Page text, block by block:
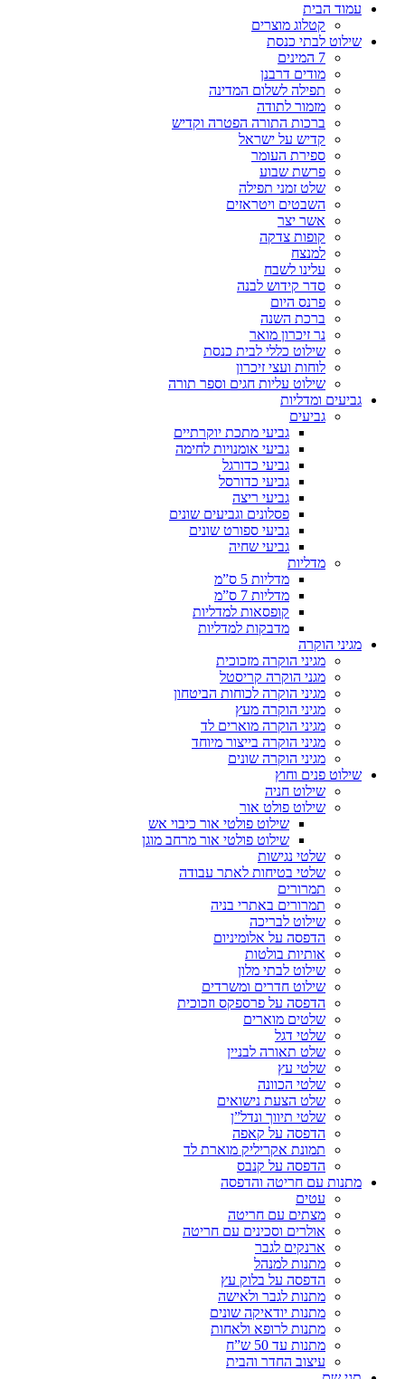
עמוד הבית
קטלוג מוצרים
שילוט לבתי כנסת
7 המינים
מודים דרבנן
תפילה לשלום המדינה
מזמור לתודה
ברכות התורה הפטרה וקדיש
קדיש על ישראל
ספירת העומר
פרשת שבוע
שלט זמני תפילה
השבטים ויטראזים
אשר יצר
קופות צדקה
למנצח
עלינו לשבח
סדר קידוש לבנה
פרנס היום
ברכת השנה
נר זיכרון מואר
שילוט כללי לבית כנסת
לוחות ועצי זיכרון
שילוט עליות חגים וספר תורה
גביעים ומדליות
גביעים
גביעי מתכת יוקרתיים
גביעי אומנויות לחימה
גביעי כדורגל
גביעי כדורסל
גביעי ריצה
פסלונים וגביעים שונים
גביעי ספורט שונים
גביעי שחיה
מדליות
מדליות 5 ס”מ
מדליות 7 ס”מ
קופסאות למדליות
מדבקות למדליות
מגיני הוקרה
מגיני הוקרה מזכוכית
מגני הוקרה קריסטל
מגיני הוקרה לכוחות הביטחון
מגיני הוקרה מעץ
מגיני הוקרה מוארים לד
מגיני הוקרה בייצור מיוחד
מגיני הוקרה שונים
שילוט פנים וחוץ
שילוט חניה
שילוט פולט אור
שילוט פולטי אור כיבוי אש
שילוט פולטי אור מרחב מוגן
שלטי נגישות
שלטי בטיחות לאתר עבודה
תמרורים
תמרורים באתרי בניה
שילוט לבריכה
הדפסה על אלומיניום
אותיות בולטות
שילוט לבתי מלון
שילוט חדרים ומשרדים
הדפסה על פרספקס וזכוכית
שלטים מוארים
שלטי דגל
שלט תאורה לבניין
שלטי עץ
שלטי הכוונה
שלט הצעת נישואים
שלטי תיווך ונדל”ן
הדפסה על קאפה
תמונת אקריליק מוארת לד
הדפסה על קנבס
מתנות עם חריטה והדפסה
עטים
מצתים עם חריטה
אולרים וסכינים עם חריטה
ארנקים לגבר
מתנות למנהל
הדפסה על בלוק עץ
מתנות לגבר ולאישה
מתנות יודאיקה שונים
מתנות לרופא ולאחות
מתנות עד 50 ש”ח
עיצוב החדר והבית